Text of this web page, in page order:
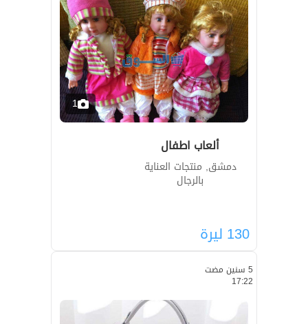
1
ألعاب اطفال
دمشق, منتجات العناية
بالرجال
130 ليرة
5 سنين مضت
17:22